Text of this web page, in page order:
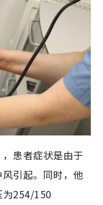
患者症状是由于
引起。同时，他
为254/150